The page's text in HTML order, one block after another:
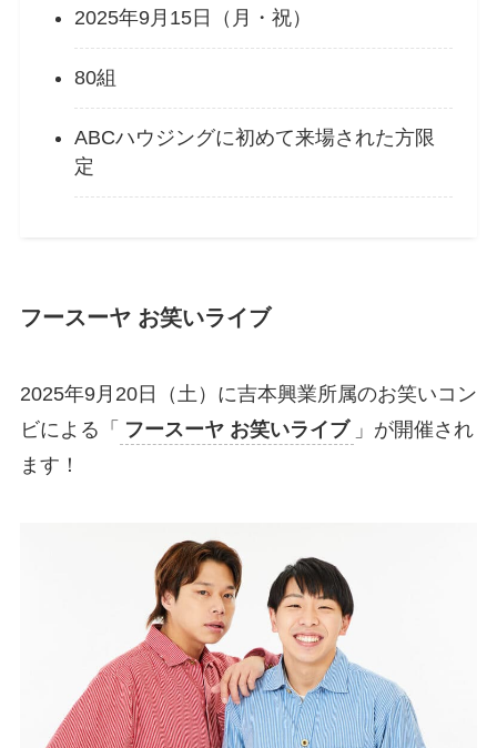
2025年9月15日（月・祝）
80組
ABCハウジングに初めて来場された方限
定
フースーヤ お笑いライブ
2025年9月20日（土）に吉本興業所属のお笑いコン
ビによる「 フースーヤ お笑いライブ 」が開催され
ます！